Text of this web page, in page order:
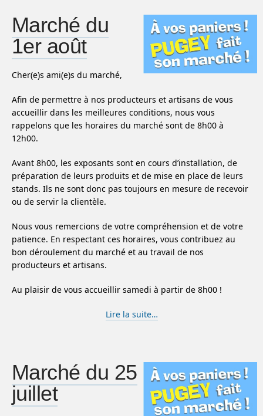
Marché du
1er août
Cher(e)s ami(e)s du marché,
Afin de permettre à nos producteurs et artisans de vous
accueillir dans les meilleures conditions, nous vous
rappelons que les horaires du marché sont de 8h00 à
12h00.
Avant 8h00, les exposants sont en cours d’installation, de
préparation de leurs produits et de mise en place de leurs
stands. Ils ne sont donc pas toujours en mesure de recevoir
ou de servir la clientèle.
Nous vous remercions de votre compréhension et de votre
patience. En respectant ces horaires, vous contribuez au
bon déroulement du marché et au travail de nos
producteurs et artisans.
Au plaisir de vous accueillir samedi à partir de 8h00 !
Lire la suite…
Marché du 25
juillet